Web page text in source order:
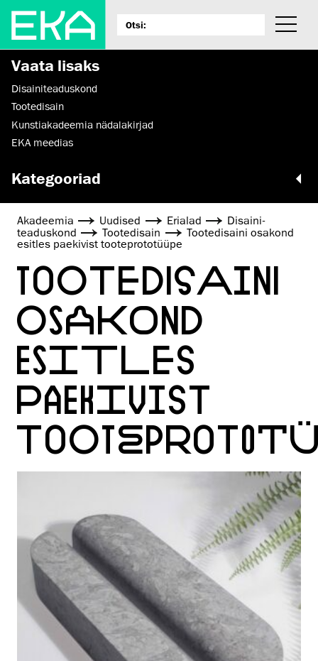
Vaata lisaks
Disaini­­teaduskond
Tootedisain
Kunstiakadeemia nädalakirjad
EKA meedias
Kategooriad
Akadeemia Uudised Erialad
Disaini­­
teaduskond
Tootedisain
Tootedisaini osakond
esitles paekivist tooteprototüüpe
TOOTEDISAINI
OSAKOND
ESITLES
PAEKIVIST